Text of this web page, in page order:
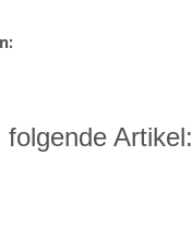
Artikel: